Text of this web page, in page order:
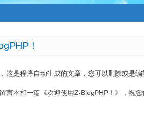
！
这是程序自动生成的文章，您可以删除或是编
言本和一篇《欢迎使用Z-BlogPHP！》，祝